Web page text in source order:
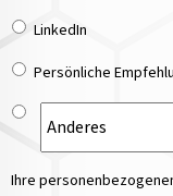
LinkedIn
Persönliche
Ihre